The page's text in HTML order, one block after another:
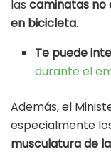
las caminatas no
en bicicleta.
Te puede
durante el
Además, el
especialmente
musculatura de